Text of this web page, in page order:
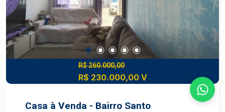
conhecido por sua tranquilidade e proximidade
com áreas verdes, perfeito para quem busca
qualidade de vida. Vantagens do Condomínio: -
Segurança 24 horas - Área de lazer com opções
para toda a família - Proximidade a escolas,
supermercados e comércio local - Fácil acesso
às principais vias da cidade Motivo da Venda: O
propostas. Não perca essa chance de investir em
R$ 260.000,00
R$ 230.000,00 V
Casa à Venda - Bairro Santo